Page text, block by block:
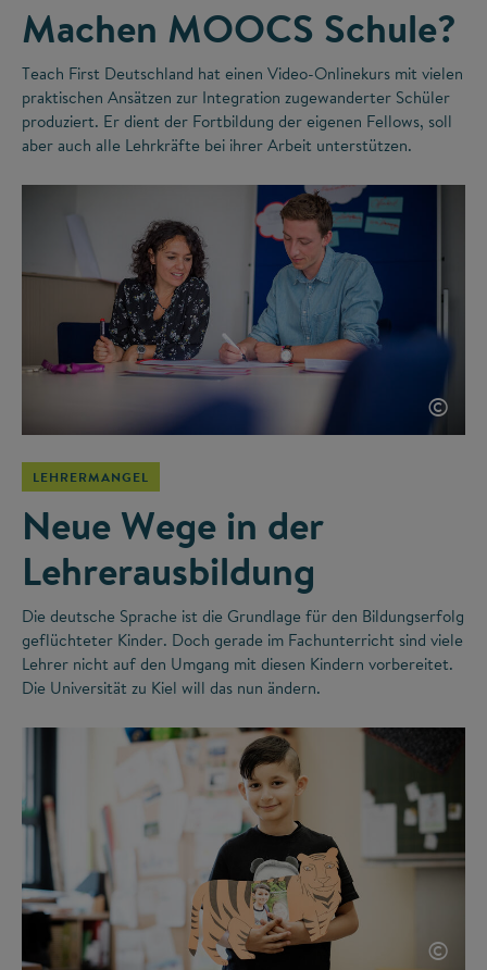
Machen MOOCS Schule?
Teach First Deutschland hat einen Video-Onlinekurs mit vielen
praktischen Ansätzen zur Integration zugewanderter Schüler
produziert. Er dient der Fortbildung der eigenen Fellows, soll
aber auch alle Lehrkräfte bei ihrer Arbeit unterstützen.
©
LEHRERMANGEL
Neue Wege in der
Lehrerausbildung
Die deutsche Sprache ist die Grundlage für den Bildungserfolg
geflüchteter Kinder. Doch gerade im Fachunterricht sind viele
Lehrer nicht auf den Umgang mit diesen Kindern vorbereitet.
Die Universität zu Kiel will das nun ändern.
©